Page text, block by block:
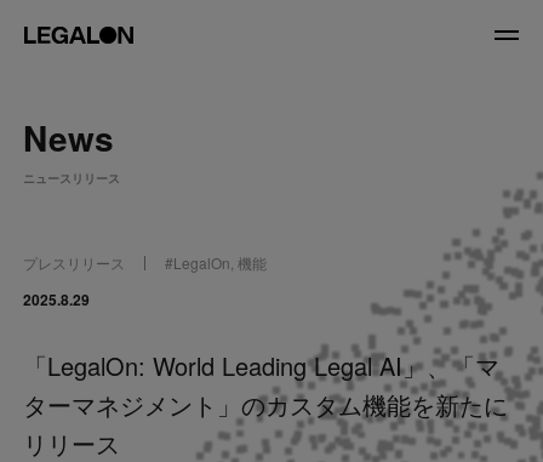
About
Service
News
Recruit
News
ニュースリリース
プレスリリース #LegalOn ,機能
2025.8.29
「LegalOn: World Leading Legal AI」、「マ
ターマネジメント」のカスタム機能を新たに
リリース